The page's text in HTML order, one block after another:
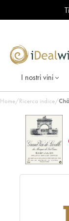
I nostri vini
Home/Ricerca indice/